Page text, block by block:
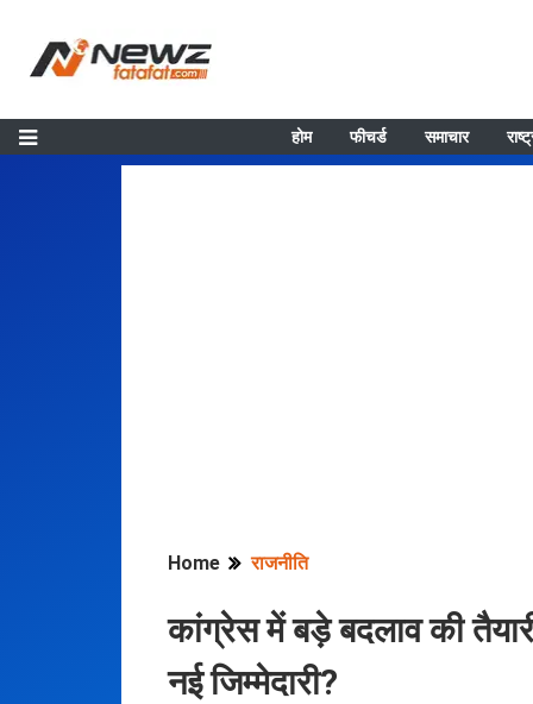
होम फीचर्ड समाचार
Home राजनीति
कांग्रेस में बड़े बदलाव की
नई जिम्मेदारी?